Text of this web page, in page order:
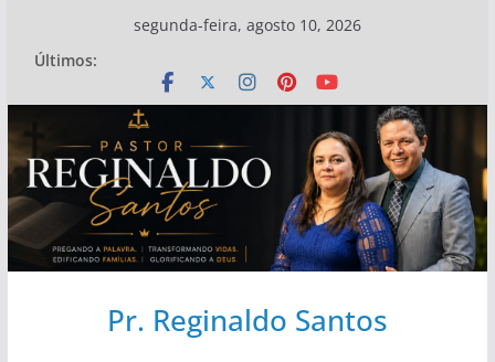
conteúdo
segunda-feira, agosto 10, 2026
Últimos:
Pr. Reginaldo Santos